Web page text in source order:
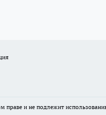
праве и не подлежит